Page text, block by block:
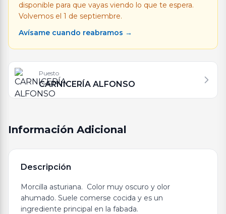
disponible para que vayas viendo lo que te espera.
Volvemos el 1 de septiembre.
Avísame cuando reabramos →
Puesto
CARNICERÍA ALFONSO
Información Adicional
Descripción
Morcilla asturiana. Color muy oscuro y olor
ahumado. Suele comerse cocida y es un
ingrediente principal en la fabada.